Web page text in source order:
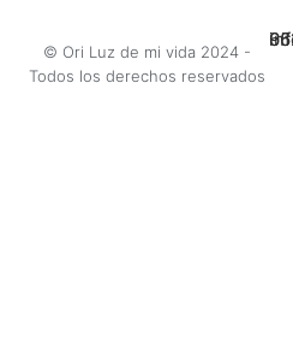
© Ori Luz de mi vida 2024 -
Todos los derechos reservados